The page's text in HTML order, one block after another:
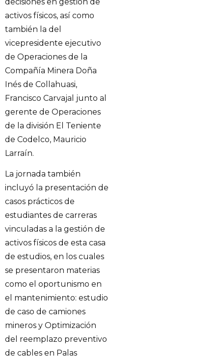
activos físicos, así como
también la del
vicepresidente ejecutivo
de Operaciones de la
Compañía Minera Doña
Inés de Collahuasi,
Francisco Carvajal junto al
gerente de Operaciones
de la división El Teniente
de Codelco, Mauricio
Larraín.
La jornada también
incluyó la presentación de
casos prácticos de
estudiantes de carreras
vinculadas a la gestión de
activos físicos de esta casa
de estudios, en los cuales
se presentaron materias
como el oportunismo en
el mantenimiento: estudio
de caso de camiones
mineros y Optimización
del reemplazo preventivo
de cables en Palas